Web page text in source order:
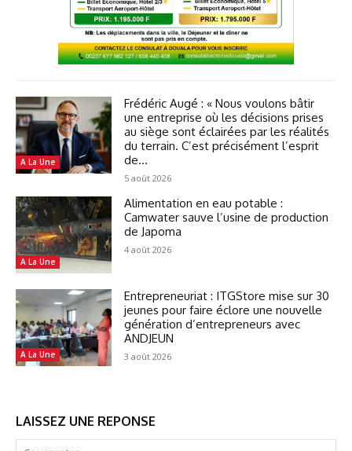
A La Une
Frédéric Augé : « Nous voulons bâtir
une entreprise où les décisions prises
au siège sont éclairées par les réalités
du terrain. C’est précisément l’esprit
de...
5 août 2026
A La Une
Alimentation en eau potable :
Camwater sauve l’usine de production
de Japoma
4 août 2026
A La Une
Entrepreneuriat : ITGStore mise sur 30
jeunes pour faire éclore une nouvelle
génération d’entrepreneurs avec
ANDJEUN
3 août 2026
LAISSEZ UNE REPONSE